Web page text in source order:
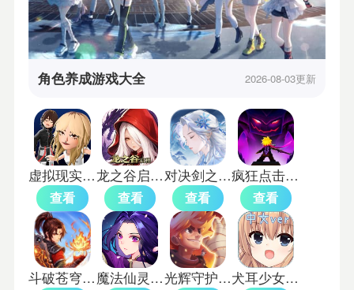
角色养成游戏大全 2026-08-03更新
虚拟现实生活模拟器汉化版
查看
龙之谷启程手机版
查看
对决剑之川国际服
查看
疯狂点击2中文版
查看
斗破苍穹斗帝之路单机版 魔法仙灵手机版 光辉守护黎明之光手机版 犬耳少女游戏